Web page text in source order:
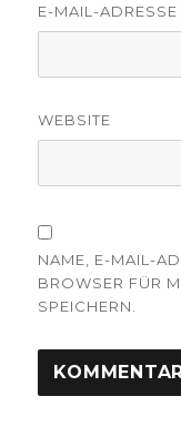
E-MAIL-ADRESSE
WEBSITE
NAME, E-MAIL-
BROWSER FÜR
SPEICHERN.